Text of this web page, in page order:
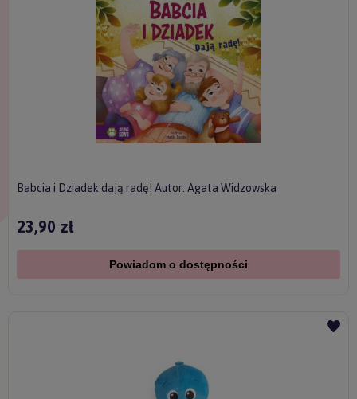
Babcia i Dziadek dają radę! Autor: Agata Widzowska
23,90 zł
Powiadom o dostępności